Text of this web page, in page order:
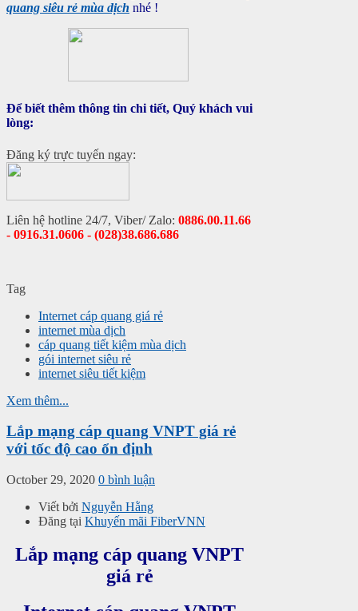
quang siêu rẻ mùa dịch nhé !
Để biết thêm thông tin chi tiết, Quý khách vui
lòng:
Đăng ký trực tuyến ngay:
Liên hệ hotline 24/7, Viber/ Zalo: 0886.00.11.66
- 0916.31.0606 - (028)38.686.686
Tag
Internet cáp quang giá rẻ
internet mùa dịch
cáp quang tiết kiệm mùa dịch
gói internet siêu rẻ
internet siêu tiết kiệm
Xem thêm...
Lắp mạng cáp quang VNPT giá rẻ
với tốc độ cao ổn định
October 29, 2020 0 bình luận
Viết bởi Nguyễn Hằng
Đăng tại Khuyến mãi FiberVNN
Lắp mạng cáp quang VNPT
giá rẻ